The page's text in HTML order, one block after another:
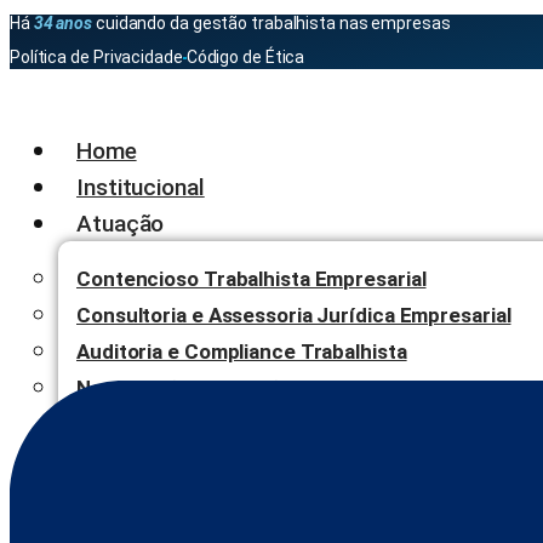
Há 34 anoscuidando da gestão trabalhista nas empresas
Política de Privacidade Código de Ética
Home
Institucional
Atuação
Contencioso Trabalhista Empresarial
Consultoria e Assessoria Jurídica Empresarial
Auditoria e Compliance Trabalhista
Negociação, Mediação e Arbitragem